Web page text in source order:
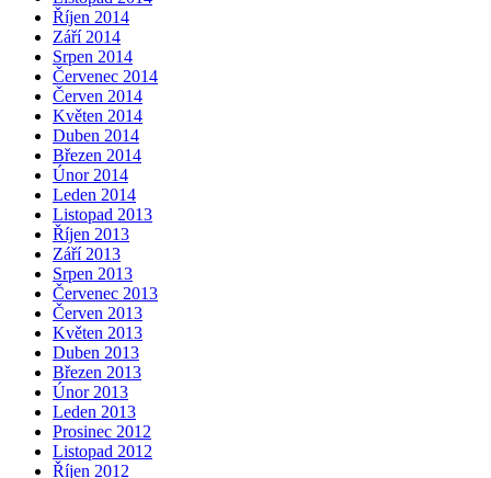
Říjen 2014
Září 2014
Srpen 2014
Červenec 2014
Červen 2014
Květen 2014
Duben 2014
Březen 2014
Únor 2014
Leden 2014
Listopad 2013
Říjen 2013
Září 2013
Srpen 2013
Červenec 2013
Červen 2013
Květen 2013
Duben 2013
Březen 2013
Únor 2013
Leden 2013
Prosinec 2012
Listopad 2012
Říjen 2012